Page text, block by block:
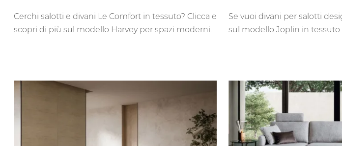
Cerchi salotti e divani Le Comfort in tessuto? Clicca e
scopri di più sul modello Harvey per spazi moderni.
Se vuoi divani per salotti
sul modello Joplin in